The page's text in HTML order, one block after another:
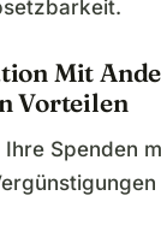
Mit
Vorteilen
Ihre Spenden